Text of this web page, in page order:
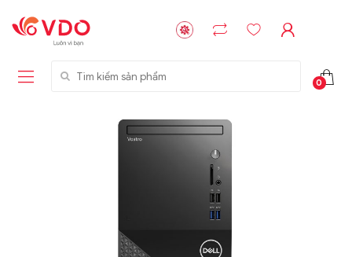
Tìm kiếm sản phẩm
0
Liên hệ
GIGABYTE
G593-ZD1 (rev.
AAX1)